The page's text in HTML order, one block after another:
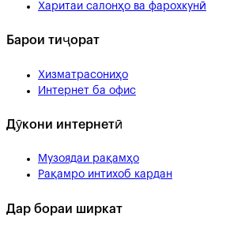
Харитаи салонҳо ва фарохкунӣ
Барои тиҷорат
Хизматрасониҳо
Интернет ба офис
Дӯкони интернетӣ
Музоядаи рақамҳо
Рақамро интихоб кардан
Дар бораи ширкат